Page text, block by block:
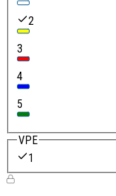
2
3
4
5
VPE
1